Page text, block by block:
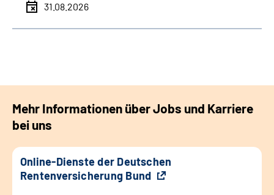
31.08.2026
Mehr Informationen über Jobs und Karriere
bei uns
Online-Dienste der Deutschen
Rentenversicherung Bund